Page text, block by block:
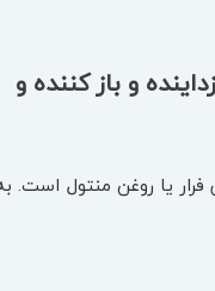
و باز کننده و
یا روغن منتول است.